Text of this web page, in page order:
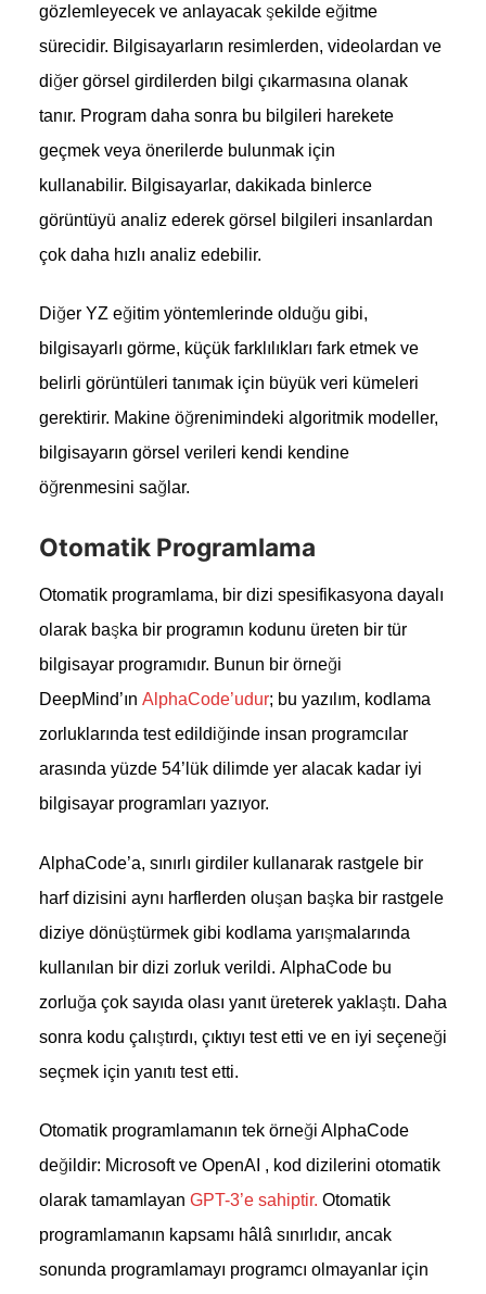
gözlemleyecek ve anlayacak şekilde eğitme
sürecidir. Bilgisayarların resimlerden, videolardan ve
diğer görsel girdilerden bilgi çıkarmasına olanak
tanır. Program daha sonra bu bilgileri harekete
geçmek veya önerilerde bulunmak için
kullanabilir. Bilgisayarlar, dakikada binlerce
görüntüyü analiz ederek görsel bilgileri insanlardan
çok daha hızlı analiz edebilir.
Diğer YZ eğitim yöntemlerinde olduğu gibi,
bilgisayarlı görme, küçük farklılıkları fark etmek ve
belirli görüntüleri tanımak için büyük veri kümeleri
gerektirir. Makine öğrenimindeki algoritmik modeller,
bilgisayarın görsel verileri kendi kendine
öğrenmesini sağlar.
Otomatik Programlama
Otomatik programlama, bir dizi spesifikasyona dayalı
olarak başka bir programın kodunu üreten bir tür
bilgisayar programıdır. Bunun bir örneği
DeepMind’ın AlphaCode’udur; bu yazılım, kodlama
zorluklarında test edildiğinde insan programcılar
arasında yüzde 54’lük dilimde yer alacak kadar iyi
bilgisayar programları yazıyor.
AlphaCode’a, sınırlı girdiler kullanarak rastgele bir
harf dizisini aynı harflerden oluşan başka bir rastgele
diziye dönüştürmek gibi kodlama yarışmalarında
kullanılan bir dizi zorluk verildi. AlphaCode bu
zorluğa çok sayıda olası yanıt üreterek yaklaştı. Daha
sonra kodu çalıştırdı, çıktıyı test etti ve en iyi seçeneği
seçmek için yanıtı test etti.
Otomatik programlamanın tek örneği AlphaCode
değildir: Microsoft ve OpenAI , kod dizilerini otomatik
olarak tamamlayan GPT-3’e sahiptir. Otomatik
programlamanın kapsamı hâlâ sınırlıdır, ancak
sonunda programlamayı programcı olmayanlar için